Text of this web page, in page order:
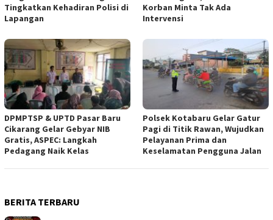
Tingkatkan Kehadiran Polisi di
Lapangan
Korban Minta Tak Ada
Intervensi
DPMPTSP & UPTD Pasar Baru
Cikarang Gelar Gebyar NIB
Gratis, ASPEC: Langkah
Pedagang Naik Kelas
Polsek Kotabaru Gelar Gatur
Pagi di Titik Rawan, Wujudkan
Pelayanan Prima dan
Keselamatan Pengguna Jalan
BERITA TERBARU